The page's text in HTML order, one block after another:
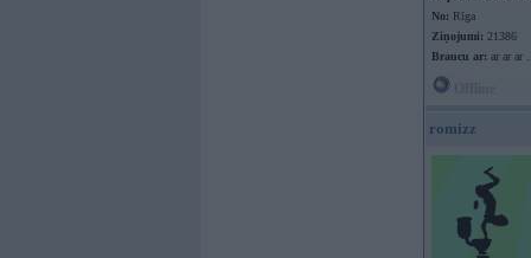
No: Rīga
Ziņojumi: 21386
Braucu ar: ar ar ar ..
romizz